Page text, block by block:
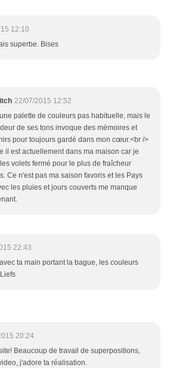
12:10
superbe. Bises
22/07/2015 12:52
palette de couleurs pas habituelle, mais le
de ses tons invoque des mémoires et
pour toujours gardé dans mon cœur.<br />
il est actuellement dans ma maison car je
volets fermé pour le plus de fraîcheur
Ce n'est pas ma saison favoris et les Pays
les pluies et jours couverts me manque
22:43
ta main portant la bague, les couleurs
20:24
Beaucoup de travail de superpositions,
j'adore ta réalisation.